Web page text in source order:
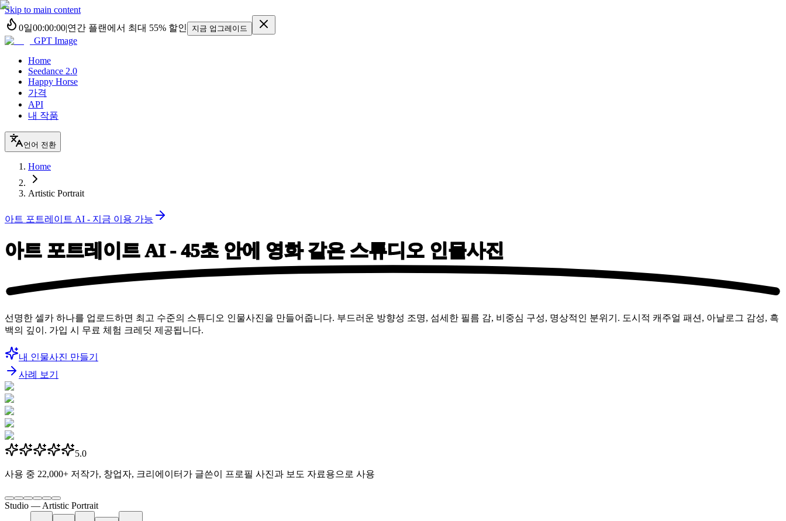
Skip to main content
0일00:00:00|연간 플랜에서 최대 55% 할인 지금 업그레이드
GPT Image
Home
Seedance 2.0
Happy Horse
가격
API
내 작품
언어 전환
Home
Artistic Portrait
아트 포트레이트 AI - 지금 이용 가능
아트 포트레이트 AI - 45초 안에 영화 같은 스튜디오 인물사진
선명한 셀카 하나를 업로드하면 최고 수준의 스튜디오 인물사진을 만들어줍니다. 부드러운 방향성 조명, 섬세한 필름 감, 비중심 구성, 명상적인 분위기. 도시적 캐주얼 패션, 아날로그 감성, 흑
백의 깊이. 가입 시 무료 체험 크레딧 제공됩니다.
내 인물사진 만들기
사례 보기
5.0
사용 중 22,000+ 저작가, 창업자, 크리에이터가 글쓴이 프로필 사진과 보도 자료용으로 사용
Studio — Artistic Portrait